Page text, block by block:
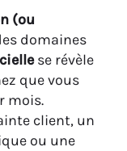
(ou
domaines
se révèle
que vous
mois.
client, un
ou une